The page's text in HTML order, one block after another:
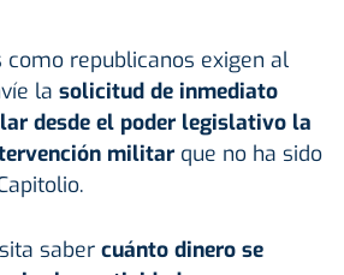
republicanos exigen al
la solicitud de inmediato
desde el poder legislativo la
militar que no ha sido
saber cuánto dinero se